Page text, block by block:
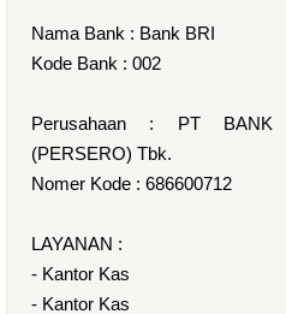
Nama Bank : Bank BRI
Kode Bank : 002
Perusahaan : PT BANK
(PERSERO) Tbk.
Nomer Kode : 686600712
LAYANAN :
- Kantor Kas
- Kantor Kas